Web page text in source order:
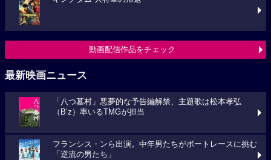
動画配信作品をチェック
最新映画ニュース
「八つ墓村」悪夢的な予告編解禁、主題歌は松本孝弘
（B’z）率いるTMGが担当
フランシス・ンら出演。中年男たちがボートレースに挑む
「逆流の男たち」